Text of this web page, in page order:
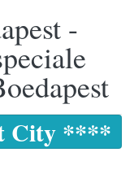
-
City ****